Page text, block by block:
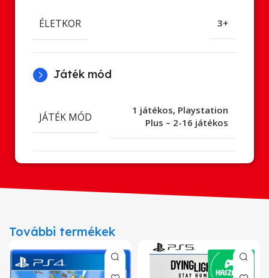
ÉLETKOR 3+
Játék mód
JÁTÉK MÓD
1 játékos, Playstation
Plus – 2-16 játékos
További termékek